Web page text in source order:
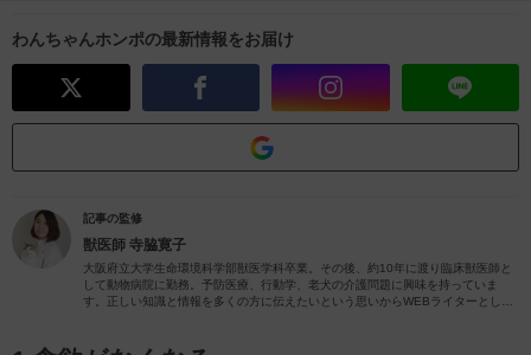
わんちゃんホンポの最新情報をお届け
記事の監修
獣医師 寺脇寛子
大阪府立大学生命環境科学部獣医学科卒業。その後、約10年に渡り臨床獣医師と
して動物病院に勤務。予防医療、行動学、老犬の介護問題に興味を持っていま
す。正しい知識と情報を多くの方に伝えたいという思いからWEBライターとして